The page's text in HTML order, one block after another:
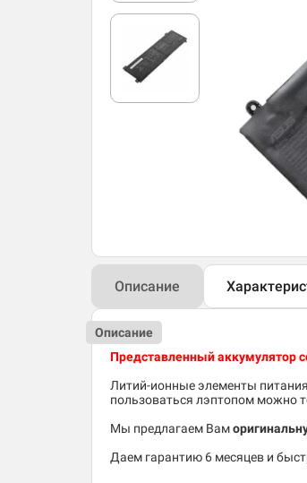
Описание
Описание
Представленный аккумулятор
Литий-ионные элементы
пользоваться лэптопом можно
Мы предлагаем Вам
Даем гарантию 6 месяцев и